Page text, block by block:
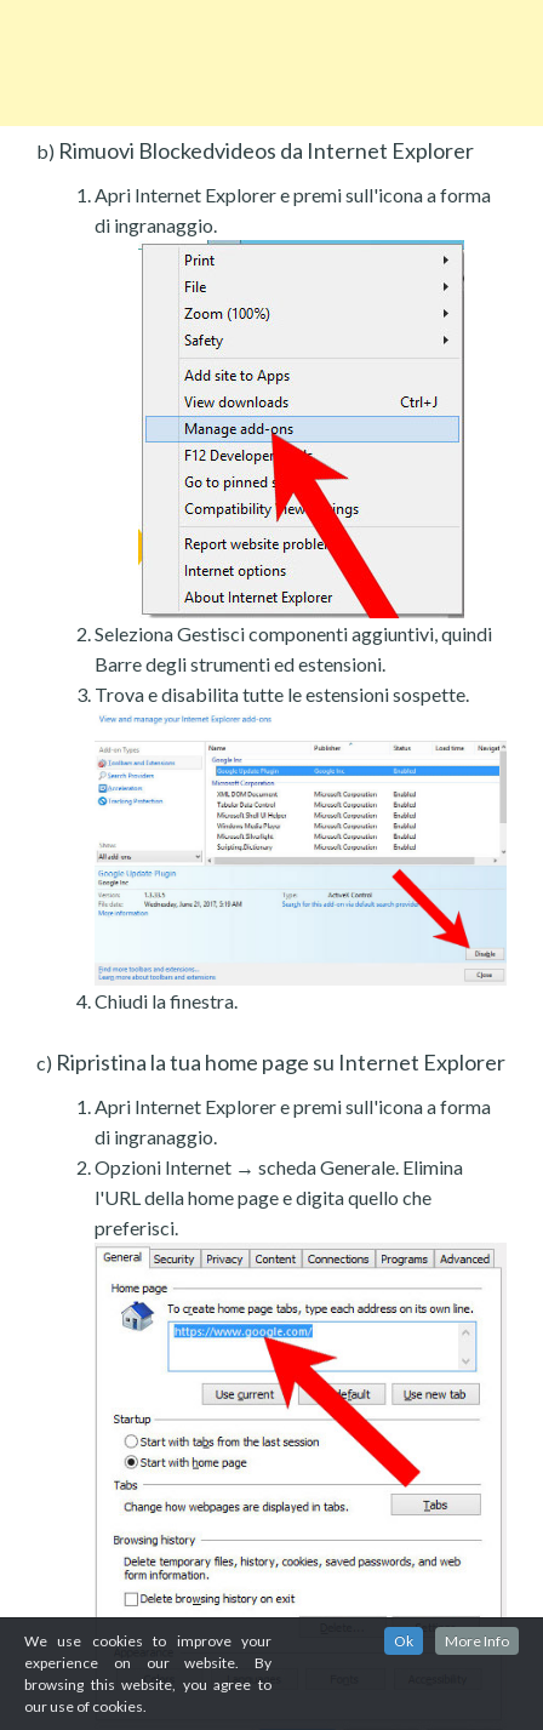
b) Rimuovi Blockedvideos da Internet Explorer
Apri Internet Explorer e premi sull'icona a forma
di ingranaggio.
Seleziona Gestisci componenti aggiuntivi, quindi
Barre degli strumenti ed estensioni.
Trova e disabilita tutte le estensioni sospette.
Chiudi la finestra.
c) Ripristina la tua home page su Internet Explorer
Apri Internet Explorer e premi sull'icona a forma
di ingranaggio.
Opzioni Internet → scheda Generale. Elimina
l'URL della home page e digita quello che
preferisci.
We use cookies to improve your
experience on our website. By
browsing this website, you agree to
our use of cookies.
Ok More Info